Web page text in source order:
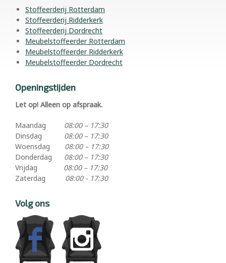
Stoffeerderij Rotterdam
Stoffeerderij Ridderkerk
Stoffeerderij Dordrecht
Meubelstoffeerder Rotterdam
Meubelstoffeerder Ridderkerk
Meubelstoffeerder Dordrecht
Openingstijden
Let op! Alleen op afspraak.
Maandag
08:00 – 17:30
Dinsdag
08:00 – 17:30
Woensdag
08:00 – 17:30
Donderdag
08:00 – 17:30
Vrijdag
08:00 – 17:30
Zaterdag
08:00 - 17:30
Volg ons